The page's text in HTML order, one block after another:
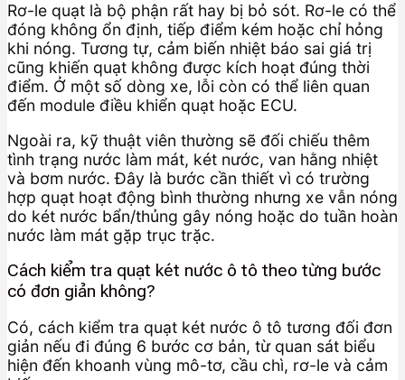
Rơ-le quạt là bộ phận rất hay bị bỏ sót. Rơ-le có thể
đóng không ổn định, tiếp điểm kém hoặc chỉ hỏng
khi nóng. Tương tự, cảm biến nhiệt báo sai giá trị
cũng khiến quạt không được kích hoạt đúng thời
điểm. Ở một số dòng xe, lỗi còn có thể liên quan
đến module điều khiển quạt hoặc ECU.
Ngoài ra, kỹ thuật viên thường sẽ đối chiếu thêm
tình trạng nước làm mát, két nước, van hằng nhiệt
và bơm nước. Đây là bước cần thiết vì có trường
hợp quạt hoạt động bình thường nhưng xe vẫn nóng
do két nước bẩn/thủng gây nóng hoặc do tuần hoàn
nước làm mát gặp trục trặc.
Cách kiểm tra quạt két nước ô tô theo từng bước
có đơn giản không?
Có, cách kiểm tra quạt két nước ô tô tương đối đơn
giản nếu đi đúng 6 bước cơ bản, từ quan sát biểu
hiện đến khoanh vùng mô-tơ, cầu chì, rơ-le và cảm